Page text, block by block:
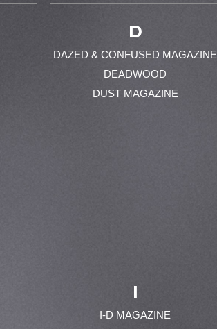
D
DAZED & CONFUSED MAGAZINE
DEADWOOD
DUST MAGAZINE
I
I-D MAGAZINE